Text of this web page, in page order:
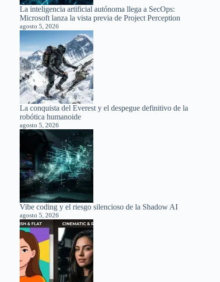
La inteligencia artificial autónoma llega a SecOps:
Microsoft lanza la vista previa de Project Perception
agosto 5, 2026
La conquista del Everest y el despegue definitivo de la
robótica humanoide
agosto 5, 2026
Vibe coding y el riesgo silencioso de la Shadow AI
agosto 5, 2026